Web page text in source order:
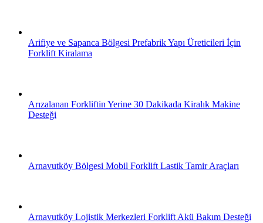
Arifiye ve Sapanca Bölgesi Prefabrik Yapı Üreticileri İçin
Forklift Kiralama
Arızalanan Forkliftin Yerine 30 Dakikada Kiralık Makine
Desteği
Arnavutköy Bölgesi Mobil Forklift Lastik Tamir Araçları
Arnavutköy Lojistik Merkezleri Forklift Akü Bakım Desteği